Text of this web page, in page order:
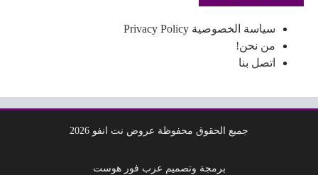
سياسة الخصوصية Privacy Policy
من نحن!
اتصل بنا
جميع الحقوق محفوظة عروض نت انفو 2026
برمجة وتصميم عرب فور هوست